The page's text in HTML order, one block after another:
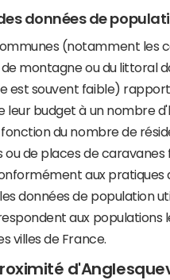
données de
(notamment les
de montagne ou du littoral
est souvent faible)
leur budget à un nombre
du nombre de
ou de places de caravanes
aux pratiques
les données de population
aux populations
villes de France.